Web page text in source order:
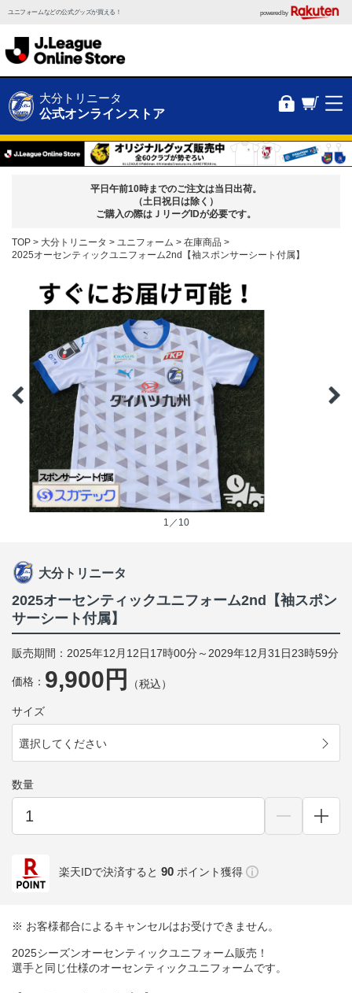
ユニフォームなどの公式グッズが買える！ powered by
大分トリニータ
公式オンラインストア
平日午前10時までのご注文は当日出荷。
（土日祝日は除く）
ご購入の際はＪリーグIDが必要です。
TOP 大分トリニータ ユニフォーム
在庫商品
2025オーセンティックユニフォーム2nd【袖スポンサーシート付属】
1／10
大分トリニータ
2025オーセンティックユニフォーム2nd【袖スポン
サーシート付属】
販売期間：2025年12月12日17時00分～2029年12月31日23時59分
価格： 9,900円 （税込）
サイズ
選択してください
数量
楽天IDで決済すると 90 ポイント獲得
※ お客様都合によるキャンセルはお受けできません。
2025シーズンオーセンティックユニフォーム販売！
選手と同じ仕様のオーセンティックユニフォームです。